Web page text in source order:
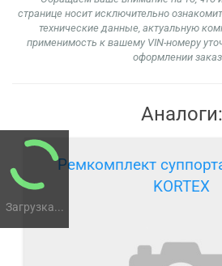
Загрузка...
странице носит исключительно
технические данные, актуальную
применимость к вашему VIN-номеру
оформлении
Аналоги:
Ремкомплект
KORTEX